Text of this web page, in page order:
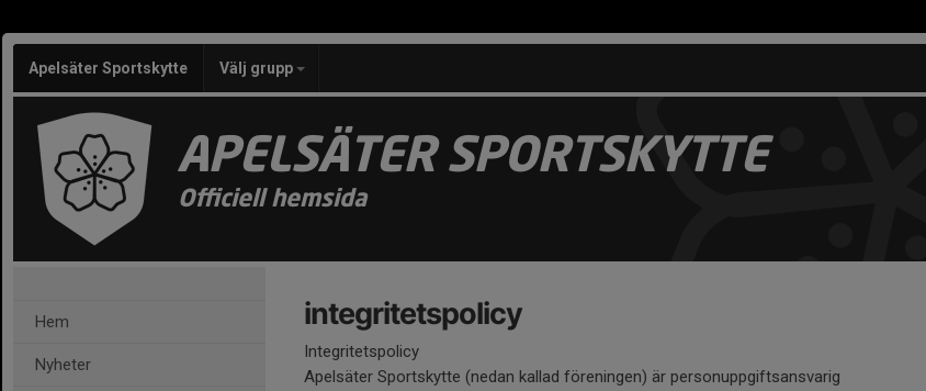
Apelsäter Sportskytte Välj grupp
APELSÄTER SPORTSKYTTE
Officiell hemsida
Hem
Nyheter
integritetspolicy
Integritetspolicy
Apelsäter Sportskytte (nedan kallad föreningen) är personuppgiftsansvarig